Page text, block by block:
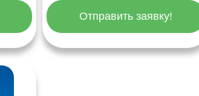
Отправить заявку!